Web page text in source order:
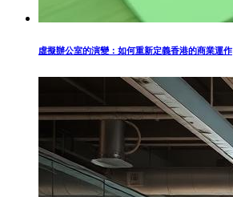
虛擬辦公室的演變：如何重新定義香港的商業運作